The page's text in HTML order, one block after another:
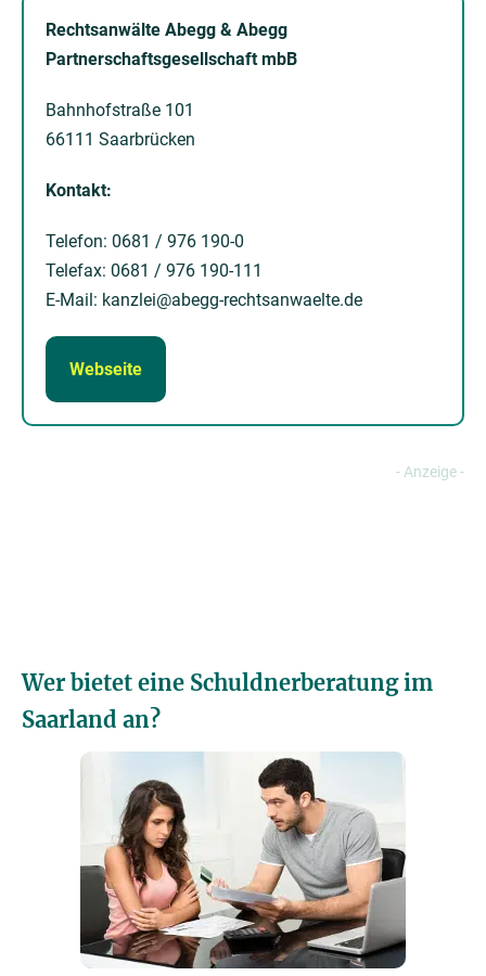
Rechtsanwälte Abegg & Abegg
Partnerschaftsgesellschaft mbB
Bahnhofstraße 101
66111 Saarbrücken
Kontakt:
Telefon: 0681 / 976 190-0
Telefax: 0681 / 976 190-111
E-Mail: kanzlei@abegg-rechtsanwaelte.de
Webseite
Wer bietet eine Schuldnerberatung im
Saarland an?